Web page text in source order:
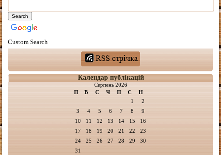
Custom Search
Календар публікацій
Серпень 2026
П
В С Ч П С Н
1
2
3
4 5 6 7 8
9
10
11 12 13 14 15
16
17
18 19 20 21 22
23
24
25 26 27 28 29
30
31